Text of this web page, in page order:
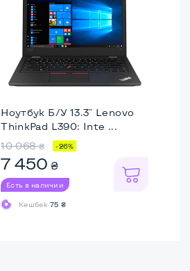
Ноутбук Б/У 13.3" Lenovo
ThinkPad L390: Inte ...
10 068 ₴ -26%
7 450 ₴
Есть в наличии
Кешбек75 ₴